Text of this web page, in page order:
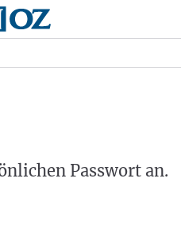
Passwort an.